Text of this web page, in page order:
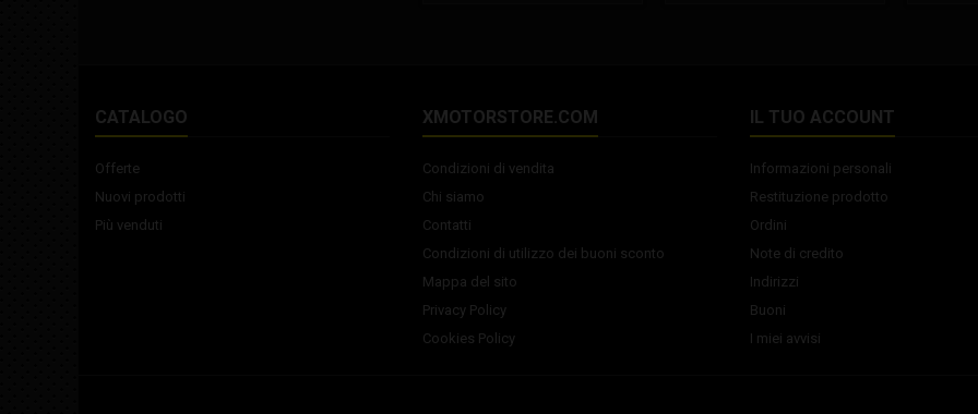
CATALOGO
Offerte
Nuovi prodotti
Più venduti
XMOTORSTORE.COM
Condizioni di vendita
Chi siamo
Contatti
Condizioni di utilizzo dei buoni sconto
Mappa del sito
Privacy Policy
Cookies Policy
IL TUO ACCOUNT
Informazioni personali
Restituzione prodotto
Ordini
Note di credito
Indirizzi
Buoni
I miei avvisi